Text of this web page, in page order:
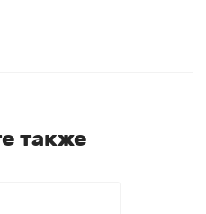
также